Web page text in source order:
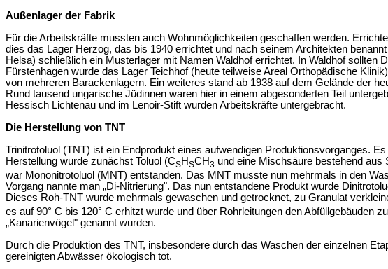
Außenlager der Fabrik
Für die Arbeitskräfte mussten auch Wohnmöglichkeiten geschaffen werden.
dies das Lager Herzog, das bis 1940 errichtet und nach seinem Architekten
Helsa) schließlich ein Musterlager mit Namen Waldhof errichtet. In Waldhof
Fürstenhagen wurde das Lager Teichhof (heute teilweise Areal Orthopädische
von mehreren Barackenlagern. Ein weiteres stand ab 1938 auf dem Gelände der
Rund tausend ungarische Jüdinnen waren hier in einem abgesonderten Teil
Hessisch Lichtenau und im Lenoir-Stift wurden Arbeitskräfte untergebracht.
Die Herstellung von TNT
Trinitrotoluol (TNT) ist ein Endprodukt eines aufwendigen Produktionsvorganges.
Herstellung wurde zunächst Toluol (CSHSCH3 und eine Mischsäure bestehend aus
war Mononitrotoluol (MNT) entstanden. Das MNT musste nun mehrmals in den
Vorgang nannte man „Di-Nitrierung". Das nun entstandene Produkt wurde
Dieses Roh-TNT wurde mehrmals gewaschen und getrocknet, zu Granulat
es auf 90° C bis 120° C erhitzt wurde und über Rohrleitungen den Abfüllgebäuden
„Kanarienvögel" genannt wurden.
Durch die Produktion des TNT, insbesondere durch das Waschen der einzelnen
gereinigten Abwässer ökologisch tot.